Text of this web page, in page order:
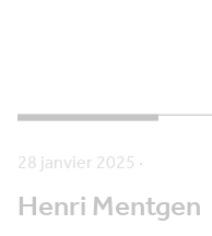
28 janvier 2025·
Henri Mentgen